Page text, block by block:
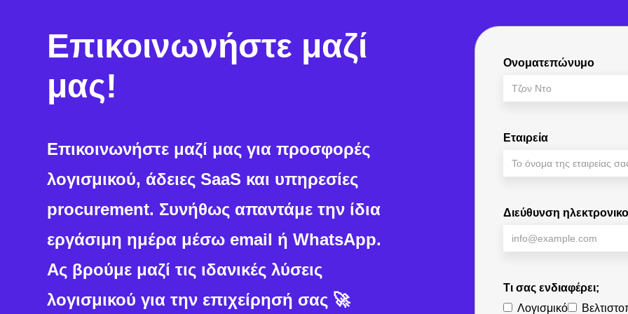
Επικοινωνήστε μαζί
μας!
Επικοινωνήστε μαζί μας για προσφορές
λογισμικού, άδειες SaaS και υπηρεσίες
procurement. Συνήθως απαντάμε την ίδια
εργάσιμη ημέρα μέσω email ή WhatsApp.
Ας βρούμε μαζί τις ιδανικές λύσεις
λογισμικού για την επιχείρησή σας 🚀
Ονοματεπώνυμο
Εταιρεία
Διεύθυνση
Τι σας ενδιαφέρει;
Λογισμικό